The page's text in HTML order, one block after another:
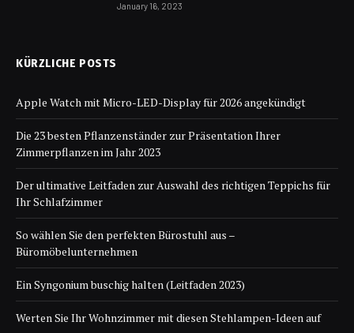
January 16, 2023
KÜRZLICHE POSTS
Apple Watch mit Micro-LED-Display für 2026 angekündigt
Die 23 besten Pflanzenständer zur Präsentation Ihrer
Zimmerpflanzen im Jahr 2023
Der ultimative Leitfaden zur Auswahl des richtigen Teppichs für
Ihr Schlafzimmer
So wählen Sie den perfekten Bürostuhl aus –
Büromöbelunternehmen
Ein Syngonium buschig halten (Leitfaden 2023)
Werten Sie Ihr Wohnzimmer mit diesen Stehlampen-Ideen auf